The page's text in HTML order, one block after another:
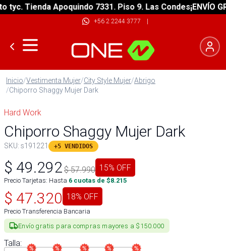
Tienda Apoquindo 7331. Piso 9. Las Condes¡ENVÍO
+56 2 2244 3777 |
Inicio/Vestimenta Mujer/City Style Mujer/Abrigo
/Chiporro Shaggy Mujer Dark
Hard Work
Chiporro Shaggy Mujer Dark
SKU: s191221 +5 VENDIDOS
$ 49.292 $57.990 15% OFF
Precio Tarjetas: Hasta 6 cuotas de $8.215
$ 47.320 18% OFF
Precio Transferencia Bancaria
Envío gratis para compras mayores a $150.000
Talla: